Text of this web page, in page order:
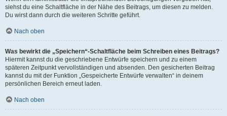
siehst du eine Schaltfläche in der Nähe des Beitrags, um diesen zu melden.
Du wirst dann durch die weiteren Schritte geführt.
Nach oben
Was bewirkt die „Speichern“-Schaltfläche beim Schreiben eines Beitrags?
Hiermit kannst du die geschriebene Entwürfe speichern und zu einem
späteren Zeitpunkt vervollständigen und absenden. Den gesicherten Beitrag
kannst du mit der Funktion „Gespeicherte Entwürfe verwalten“ in deinem
persönlichen Bereich erneut laden.
Nach oben